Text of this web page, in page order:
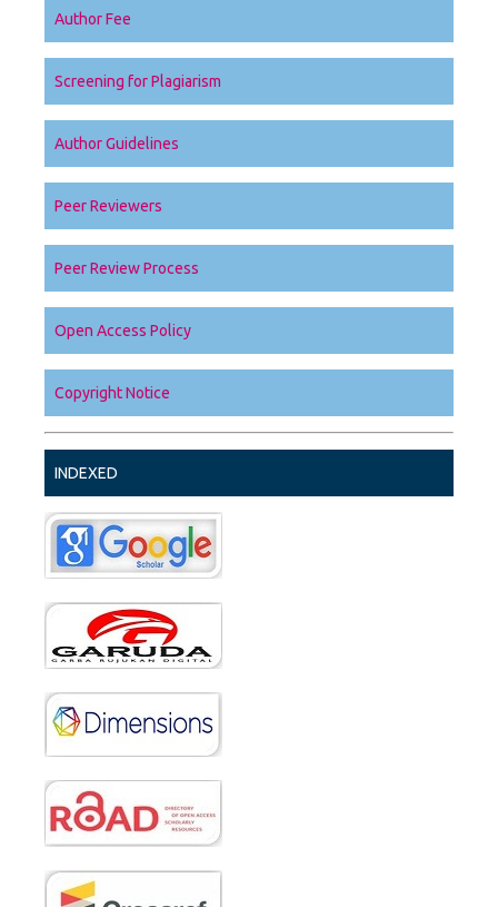
Author Fee
Screening for Plagiarism
Author Guidelines
Peer Reviewers
Peer Review Process
Open Access Policy
Copyright Notice
INDEXED